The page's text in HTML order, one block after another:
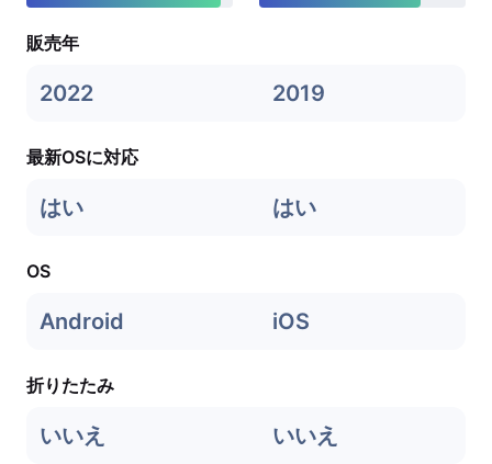
販売年
2022 2019
最新OSに対応
はい はい
OS
Android iOS
折りたたみ
いいえ いいえ